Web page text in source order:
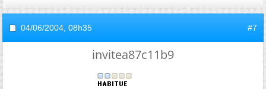
04/06/2004, 08h35 #7
invitea87c11b9